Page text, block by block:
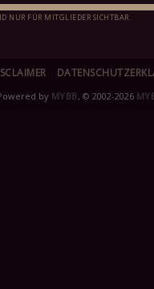
NUR FÜR MITGLIEDER SICHTBAR.
by MYBB , © 2002-2026